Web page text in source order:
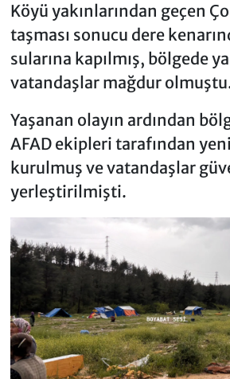
Köyü yakınlarından geçen
taşması sonucu dere
sularına kapılmış, bölgede
vatandaşlar mağdur
Yaşanan olayın ardından
AFAD ekipleri tarafından
kurulmuş ve vatandaşlar
yerleştirilmişti.